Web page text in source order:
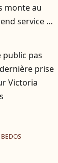
monte au
service à
public pas
prise
Victoria